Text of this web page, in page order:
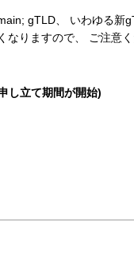
gTLD、 いわゆる新
りますので、 ご注意く
し立て期間が開始)